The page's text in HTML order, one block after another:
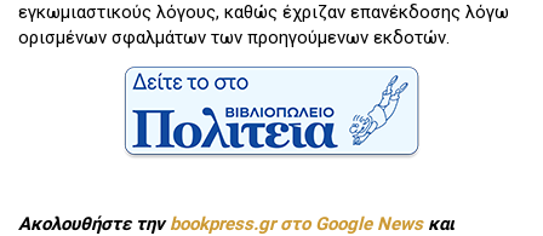
εγκωμιαστικούς λόγους, καθώς έχριζαν επανέκδοσης λόγω
ορισμένων σφαλμάτων των προηγούμενων εκδοτών.
Ακολουθήστε τηνbookpress.gr στο Google Newsκαι